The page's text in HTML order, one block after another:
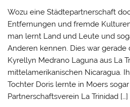
Wozu eine Städtepartnerschaft
Entfernungen und fremde
man lernt Land und Leute und
Anderen kennen. Dies war gerade
Kyrellyn Medrano Laguna aus La
mittelamerikanischen Nicaragua.
Tochter Doris lernte in Moers
Partnerschaftsverein La Trinidad […]